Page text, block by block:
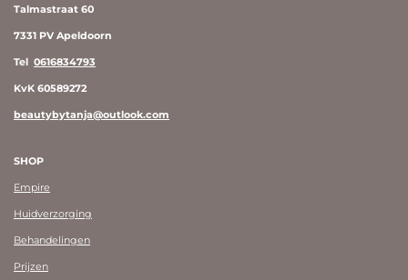
Talmastraat 60
7331 PV Apeldoorn
Tel 0616834793
KvK 60589272
beautybytanja@outlook.com
SHOP
Empire
Huidverzorging
Behandelingen
Prijzen